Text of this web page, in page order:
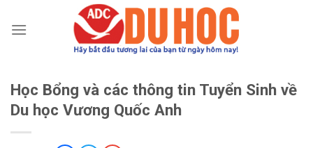
đến
Học Bổng và các thông tin Tuyển Sinh về
Du học Vương Quốc Anh